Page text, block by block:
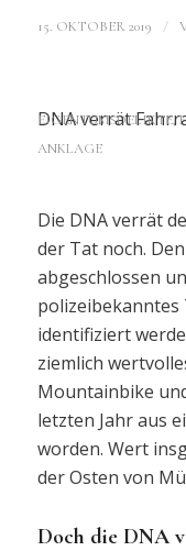
15. OKTOBER 2019 /
DNA verrät
EIGENTUMSDELIKTE,
ANKLAGE
Die DNA verrät
der Tat noch.
abgeschlossen
identifiziert
ziemlich
Mountainbike
letzten Jahr aus
worden. Wert
der Osten von
Doch die DNA